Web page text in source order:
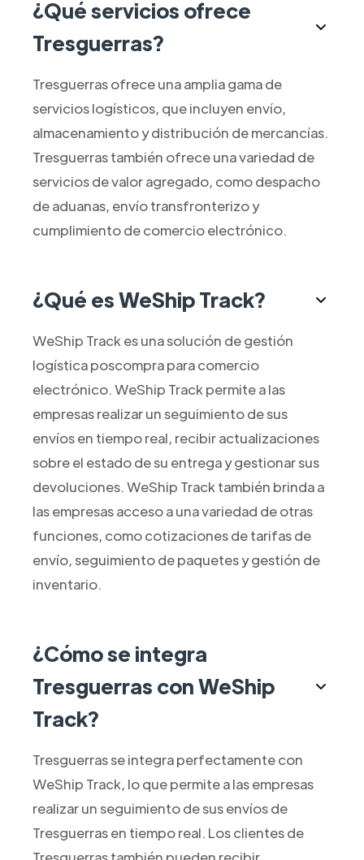
¿Qué servicios ofrece
Tresguerras?
Tresguerras ofrece una amplia gama de
servicios logísticos, que incluyen envío,
almacenamiento y distribución de mercancías.
Tresguerras también ofrece una variedad de
servicios de valor agregado, como despacho
de aduanas, envío transfronterizo y
cumplimiento de comercio electrónico.
¿Qué es WeShip Track?
WeShip Track es una solución de gestión
logística poscompra para comercio
electrónico. WeShip Track permite a las
empresas realizar un seguimiento de sus
envíos en tiempo real, recibir actualizaciones
sobre el estado de su entrega y gestionar sus
devoluciones. WeShip Track también brinda a
las empresas acceso a una variedad de otras
funciones, como cotizaciones de tarifas de
envío, seguimiento de paquetes y gestión de
inventario.
¿Cómo se integra
Tresguerras con WeShip
Track?
Tresguerras se integra perfectamente con
WeShip Track, lo que permite a las empresas
realizar un seguimiento de sus envíos de
Tresguerras en tiempo real. Los clientes de